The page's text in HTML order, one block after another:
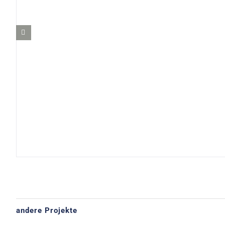
andere Projekte